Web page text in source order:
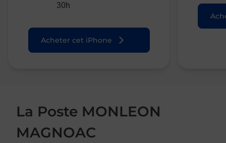
30h
Acheter cet iPhone
La Poste MONLEON
MAGNOAC